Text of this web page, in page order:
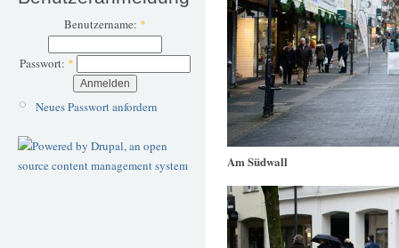
Benutzername: *
Passwort: *
Neues Passwort anfordern
Am Südwall